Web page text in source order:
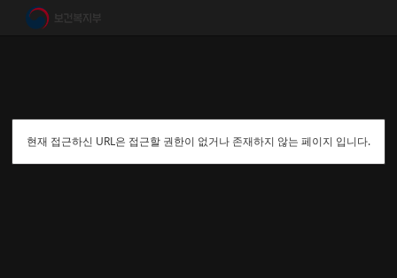
현재 접근하신 URL은 접근할 권한이 없거나 존재하지 않는 페이지 입니다.